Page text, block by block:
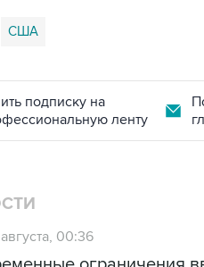
США
подписку на
ленту
00:36